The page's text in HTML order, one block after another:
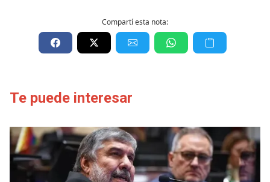
Compartí esta nota:
Te puede interesar